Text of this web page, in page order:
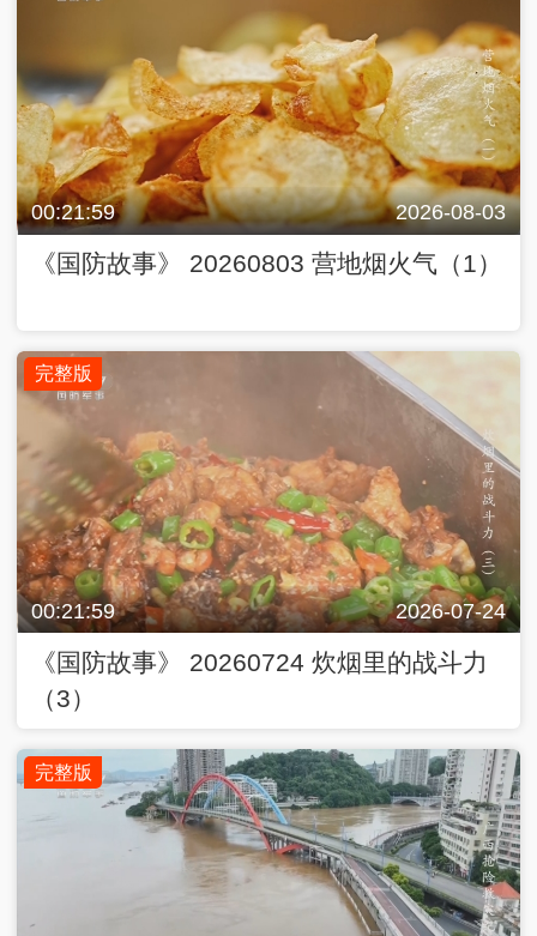
00:21:59 2026-08-03
《国防故事》 20260803 营地烟火气（1）
完整版
00:21:59 2026-07-24
《国防故事》 20260724 炊烟里的战斗力
（3）
完整版